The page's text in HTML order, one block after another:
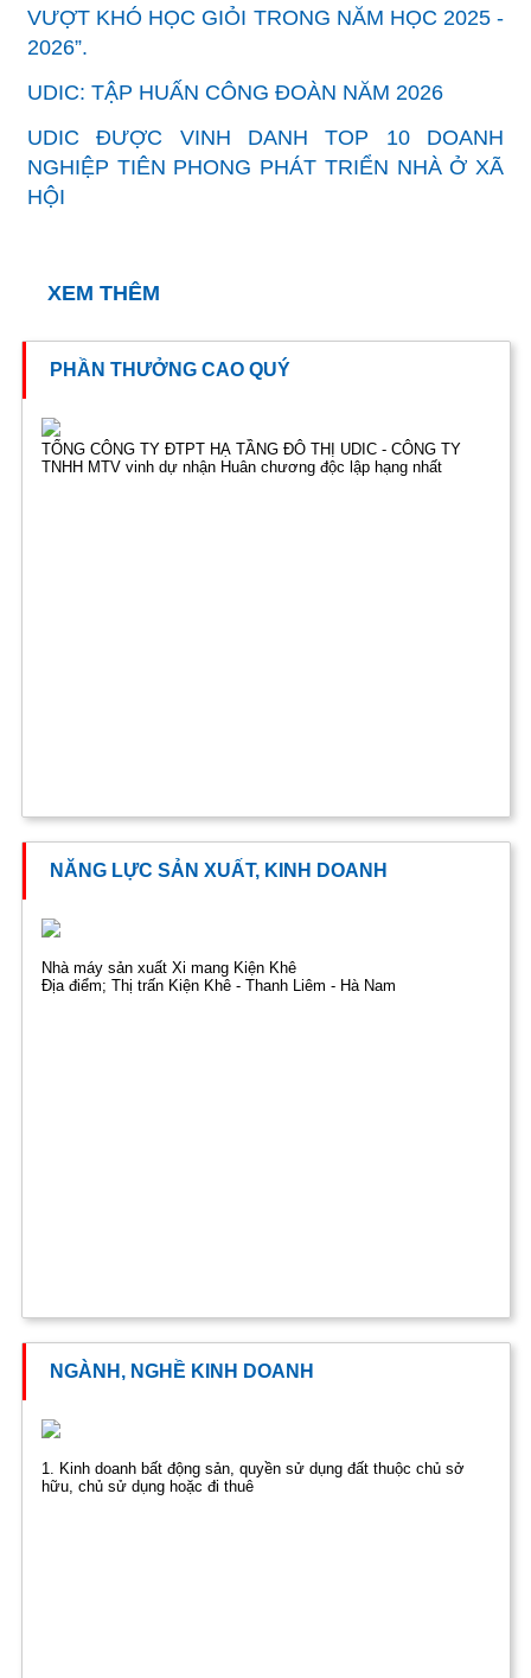
VƯỢT KHÓ HỌC GIỎI TRONG NĂM HỌC 2025 -
2026”.
UDIC: TẬP HUẤN CÔNG ĐOÀN NĂM 2026
UDIC ĐƯỢC VINH DANH TOP 10 DOANH
NGHIỆP TIÊN PHONG PHÁT TRIỂN NHÀ Ở XÃ
HỘI
XEM THÊM
PHẦN THƯỞNG CAO QUÝ
TỔNG CÔNG TY ĐTPT HẠ TẦNG ĐÔ THỊ UDIC - CÔNG TY
TNHH MTV vinh dự nhận Huân chương độc lập hạng nhất
NĂNG LỰC SẢN XUẤT, KINH DOANH
Nhà máy sản xuất Xi mang Kiện Khê
Địa điểm; Thị trấn Kiện Khê - Thanh Liêm - Hà Nam
NGÀNH, NGHỀ KINH DOANH
1. Kinh doanh bất động sản, quyền sử dụng đất thuộc chủ sở
hữu, chủ sử dụng hoặc đi thuê